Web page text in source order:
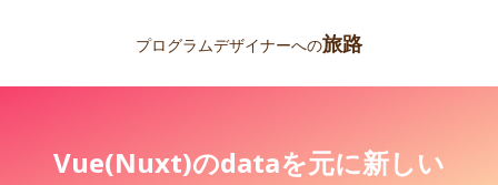
プログラムデザイナーへの旅路
Vue(Nuxt)のdataを元に新しい